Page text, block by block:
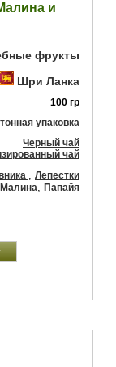
и
фрукты
Шри Ланка
100 гр
упаковка
Черный чай
чай
, Лепестки
Малина, Папайя